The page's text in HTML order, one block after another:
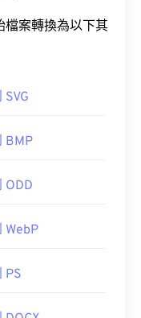
檔案轉換為以下其
SVG
BMP
ODD
WebP
PS